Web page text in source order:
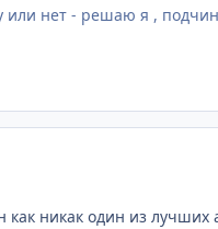
или нет - решаю я ,
как никак один из